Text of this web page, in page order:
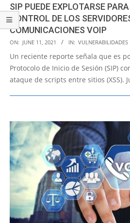
SIP PUEDE EXPLOTARSE
CONTROL DE LOS
COMUNICACIONES VOIP
2021-
06-
11
ON: JUNE 11, 2021 IN: VULNERABILIDADES
Un reciente reporte señala que es
Protocolo de Inicio de Sesión (SIP)
ataque de scripts entre sitios (XSS).